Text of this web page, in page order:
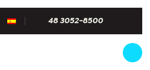
48 3052-8500